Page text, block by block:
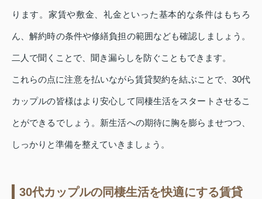
ります。家賃や敷金、礼金といった基本的な条件はもちろ
ん、解約時の条件や修繕負担の範囲なども確認しましょう。
二人で聞くことで、聞き漏らしを防ぐこともできます。
これらの点に注意を払いながら賃貸契約を結ぶことで、30代
カップルの皆様はより安心して同棲生活をスタートさせるこ
とができるでしょう。新生活への期待に胸を膨らませつつ、
しっかりと準備を整えていきましょう。
30代カップルの同棲生活を快適にする賃貸